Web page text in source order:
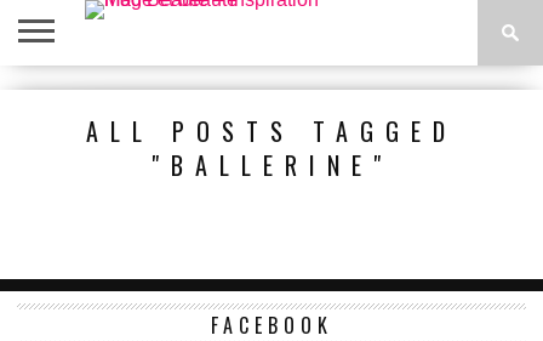
ACCUEIL
ALL POSTS TAGGED
"BALLERINE"
FACEBOOK